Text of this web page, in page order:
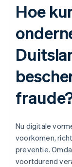
Hoe
Nu digitale
voorkomen,
preventie.
voortdurend